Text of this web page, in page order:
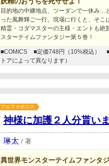
目的地の中継地点、ツーダンで一休み…
った風舞輝ご一行。現場に行くと、そ
精霊・コダマスターの主様・エントも絶
スターテイムファンタジー第５巻！
■COMICS ■定価748円（10%税込）
トアによって異なります）
アルファポリス
神様に加護２人分貰い
琳太 / 著
異世界モンスターテイムファンタ